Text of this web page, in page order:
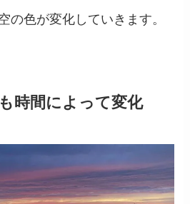
の色が変化していきます。
時間によって変化